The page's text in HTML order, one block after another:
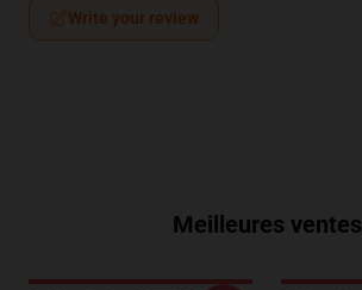
Write your review
Meilleures ventes